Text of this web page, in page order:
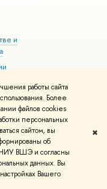
работы сайта
Более
файлов cookies
персональных
сайтом, вы
об
НИУ ВШЭ и согласны
данных. Вы
Вашего
✖
и
Условия использования
Карта сайта
Школе дизайна НИУ ВШЭ